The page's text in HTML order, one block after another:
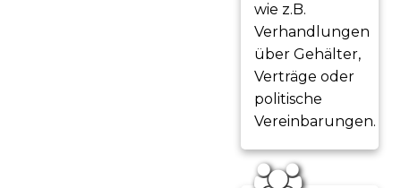
wie z.B.
Verhandlungen
über Gehälter,
Verträge oder
politische
Vereinbarungen.